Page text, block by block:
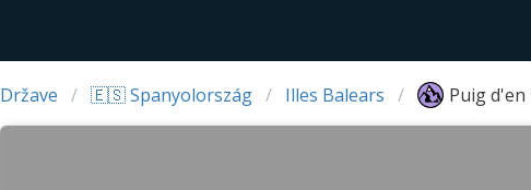
Države 🇪🇸 Spanyolország Illes Balears Puig d'en